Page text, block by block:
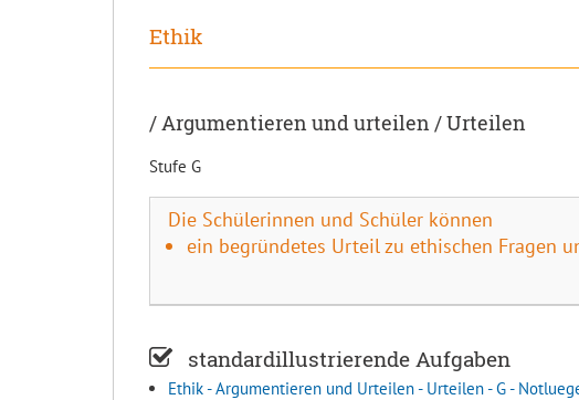
Ethik
/ Argumentieren und urteilen / Urteilen
Stufe G
Die Schülerinnen und Schüler können
ein begründetes Urteil zu ethischen Fragen
standardillustrierende Aufgaben
Ethik - Argumentieren und Urteilen - Urteilen - G -